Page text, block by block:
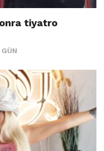
tiyatro